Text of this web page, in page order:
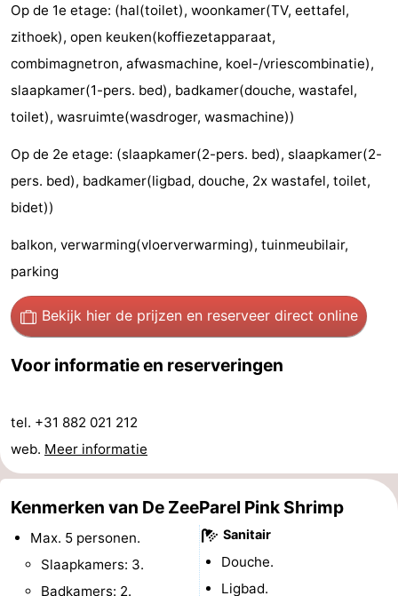
Steden
Sporten
Zwembaden
-
Fietsen
-
Paardrijden
-
Golfbanen
-
drinken
Praktisch
Route
-
Parkeren
Reisboekenwinkel
Op de 1e etage: (hal(toilet), woonkamer(TV, eettafel,
zithoek), open keuken(koffiezetapparaat,
combimagnetron, afwasmachine, koel-/vriescombinatie),
slaapkamer(1-pers. bed), badkamer(douche, wastafel,
toilet), wasruimte(wasdroger, wasmachine))
Op de 2e etage: (slaapkamer(2-pers. bed), slaapkamer(2-
pers. bed), badkamer(ligbad, douche, 2x wastafel, toilet,
bidet))
balkon, verwarming(vloerverwarming), tuinmeubilair,
parking
Bekijk hier de prijzen en reserveer direct online
Voor informatie en reserveringen
tel. +31 882 021 212
web. Meer informatie
Kenmerken van De ZeeParel Pink Shrimp
Max. 5 personen.
Slaapkamers: 3.
Badkamers: 2.
Sanitair
Douche.
Ligbad.